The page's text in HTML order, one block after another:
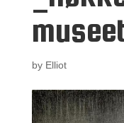
by Elliot